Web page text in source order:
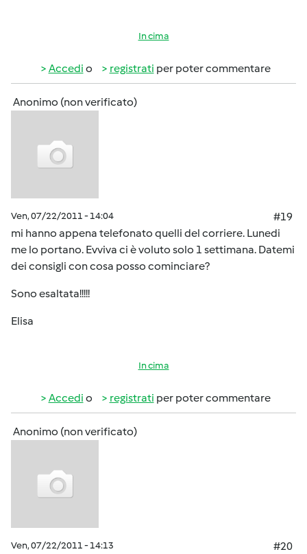
In cima
Accedi o registrati per poter commentare
Anonimo (non verificato)
Ven, 07/22/2011 - 14:04
#19
mi hanno appena telefonato quelli del corriere. Lunedi
me lo portano. Evviva ci è voluto solo 1 settimana. Datemi
dei consigli con cosa posso cominciare?
Sono esaltata!!!!!
Elisa
In cima
Accedi o registrati per poter commentare
Anonimo (non verificato)
Ven, 07/22/2011 - 14:13
#20